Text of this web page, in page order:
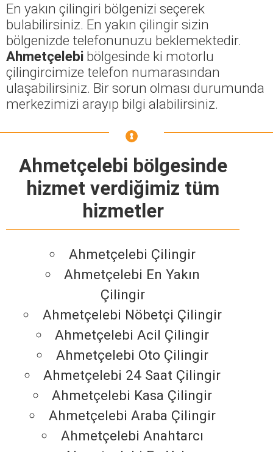
En yakın çilingiri bölgenizi seçerek
bulabilirsiniz. En yakın çilingir sizin
bölgenizde telefonunuzu beklemektedir.
Ahmetçelebi bölgesinde ki motorlu
çilingircimize telefon numarasından
ulaşabilirsiniz. Bir sorun olması durumunda
merkezimizi arayıp bilgi alabilirsiniz.
Ahmetçelebi bölgesinde
hizmet verdiğimiz tüm
hizmetler
Ahmetçelebi Çilingir
Ahmetçelebi En Yakın
Çilingir
Ahmetçelebi Nöbetçi Çilingir
Ahmetçelebi Acil Çilingir
Ahmetçelebi Oto Çilingir
Ahmetçelebi 24 Saat Çilingir
Ahmetçelebi Kasa Çilingir
Ahmetçelebi Araba Çilingir
Ahmetçelebi Anahtarcı